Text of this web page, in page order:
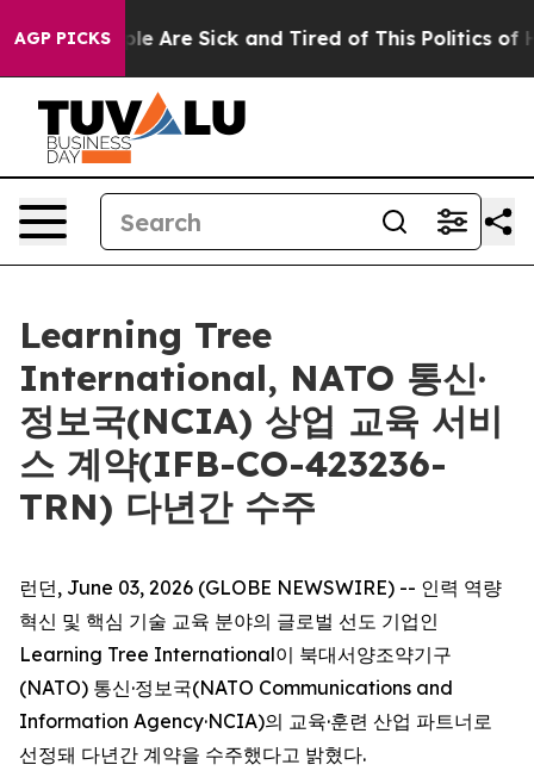
AGP PICKS
“People Are Sick and Tired of This Politics of
Learning Tree
International, NATO 통신·
정보국(NCIA) 상업 교육 서비
스 계약(IFB-CO-423236-
TRN) 다년간 수주
런던, June 03, 2026 (GLOBE NEWSWIRE) -- 인력 역량
혁신 및 핵심 기술 교육 분야의 글로벌 선도 기업인
Learning Tree International이 북대서양조약기구
(NATO) 통신·정보국(NATO Communications and
Information Agency·NCIA)의 교육·훈련 산업 파트너로
선정돼 다년간 계약을 수주했다고 밝혔다.